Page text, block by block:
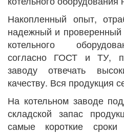
Накопленный опыт,
надежный и проверенный
котельного
согласно ГОСТ и ТУ,
заводу отвечать
качеству. Вся продукция
На котельном заводе
складской запас
самые короткие сроки